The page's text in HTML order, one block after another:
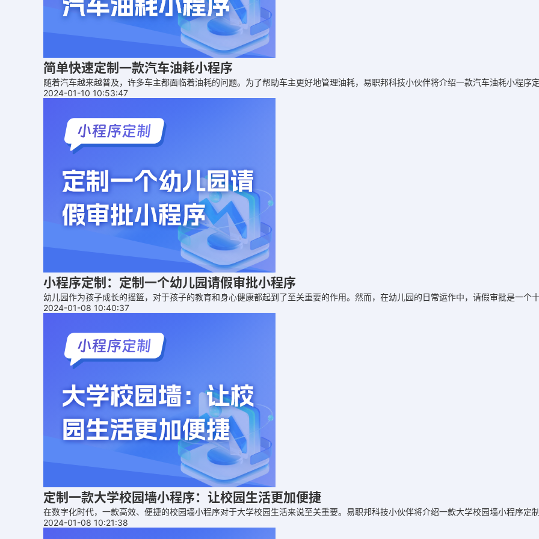
简单快速定制一款汽车油耗小程序
随着汽车越来越普及，许多车主都面临着油耗的问题。为了帮助车主更好地管理油耗，易职邦科技小伙伴将介绍一款汽车油耗小程序定
2024-01-10 10:53:47
小程序定制：定制一个幼儿园请假审批小程序
幼儿园作为孩子成长的摇篮，对于孩子的教育和身心健康都起到了至关重要的作用。然而，在幼儿园的日常运作中，请假审批是一个
2024-01-08 10:40:37
定制一款大学校园墙小程序：让校园生活更加便捷
在数字化时代，一款高效、便捷的校园墙小程序对于大学校园生活来说至关重要。易职邦科技小伙伴将介绍一款大学校园墙小程序定
2024-01-08 10:21:38